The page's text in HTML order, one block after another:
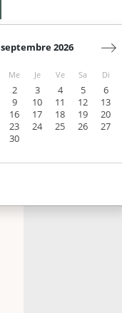
septembre 2026
Me Je Ve Sa Di
2 3 4 5
6
9 10 11 12
13
16 17 18 19
20
23 24 25 26
27
30